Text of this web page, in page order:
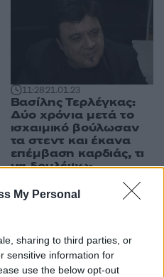
My Personal
sharing to third parties, or
sensitive information for
use the below opt-out
11:2821.01.23
Βασίλης Τερλέγκας:
Δύο χρόνια μετά το
ισχαιμικό βούλωσαν
τα στεντ και έκανα
επέµβαση καρδιάς, τι
να δουλέψω;